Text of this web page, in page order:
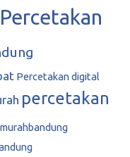
Percetakan
Percetakan digital
percetakan